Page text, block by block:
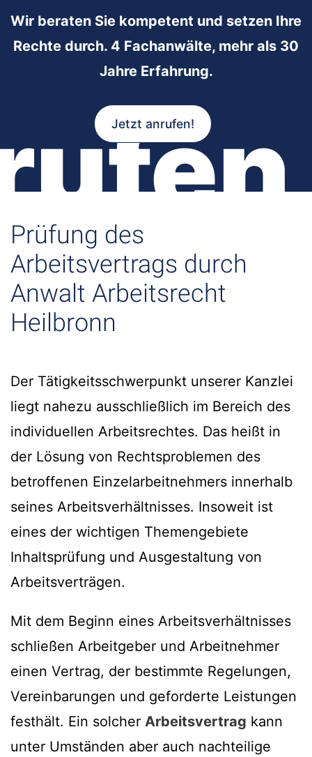
Wir beraten Sie kompetent und setzen Ihre
Rechte durch. 4 Fachanwälte, mehr als 30
Jahre Erfahrung.
Jetzt anrufen!
Prüfung des
Arbeitsvertrags durch
Anwalt Arbeitsrecht
Heilbronn
Der Tätigkeitsschwerpunkt unserer Kanzlei
liegt nahezu ausschließlich im Bereich des
individuellen Arbeitsrechtes. Das heißt in
der Lösung von Rechtsproblemen des
betroffenen Einzelarbeitnehmers innerhalb
seines Arbeitsverhältnisses. Insoweit ist
eines der wichtigen Themengebiete
Inhaltsprüfung und Ausgestaltung von
Arbeitsverträgen.
Mit dem Beginn eines Arbeitsverhältnisses
schließen Arbeitgeber und Arbeitnehmer
einen Vertrag, der bestimmte Regelungen,
Vereinbarungen und geforderte Leistungen
festhält. Ein solcher Arbeitsvertrag kann
unter Umständen aber auch nachteilige